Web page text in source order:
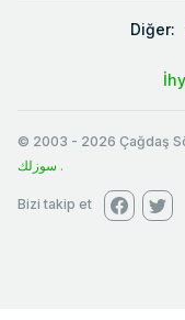
Diğer:
© 2003 - 2026 Çağdaş
سوزلك .
Bizi takip et